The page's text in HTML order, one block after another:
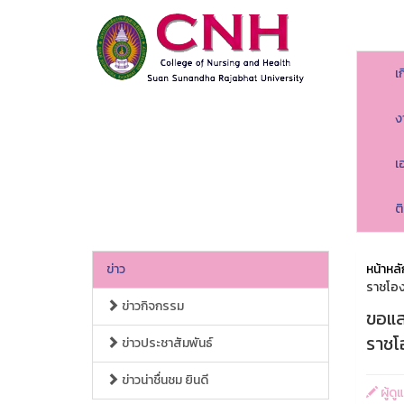
ข่าว
ข่าวกิจกรรม
ข่าวประชาสัมพันธ์
ข่าวน่าชื่นชม ยินดี
หน้าห
ราชโ
ขอแ
ราช
ผู้ดูแ